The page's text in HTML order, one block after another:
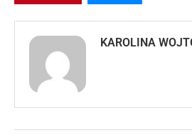
KAROLINA